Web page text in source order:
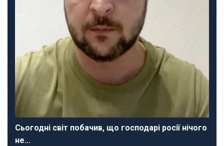
Сьогодні світ побачив, що господарі росії нічого
не…